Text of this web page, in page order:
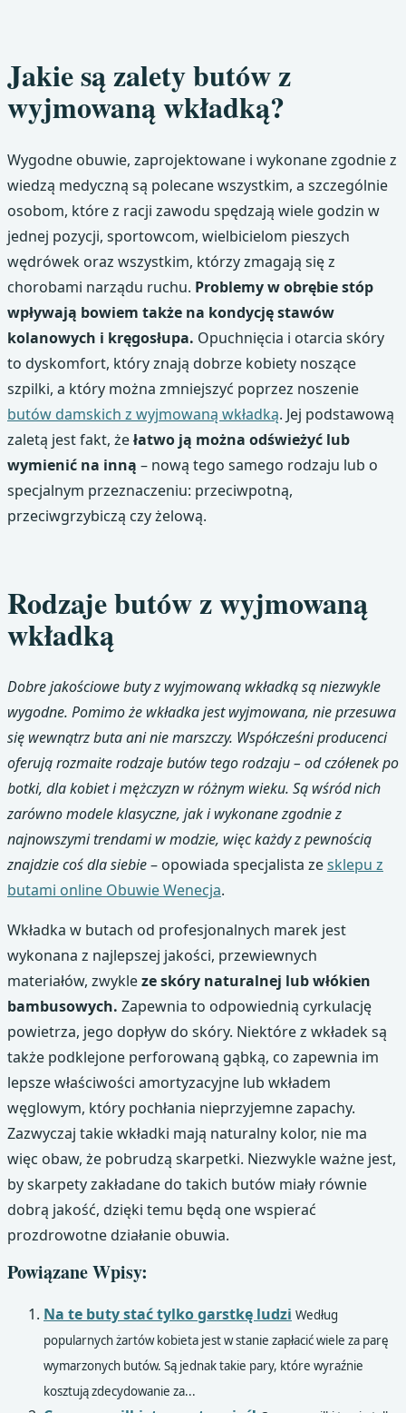
Jakie są zalety butów z
wyjmowaną wkładką?
Wygodne obuwie, zaprojektowane i wykonane zgodnie z
wiedzą medyczną są polecane wszystkim, a szczególnie
osobom, które z racji zawodu spędzają wiele godzin w
jednej pozycji, sportowcom, wielbicielom pieszych
wędrówek oraz wszystkim, którzy zmagają się z
chorobami narządu ruchu. Problemy w obrębie stóp
wpływają bowiem także na kondycję stawów
kolanowych i kręgosłupa. Opuchnięcia i otarcia skóry
to dyskomfort, który znają dobrze kobiety noszące
szpilki, a który można zmniejszyć poprzez noszenie
butów damskich z wyjmowaną wkładką. Jej podstawową
zaletą jest fakt, żełatwo ją można odświeżyć lub
wymienić na inną – nową tego samego rodzaju lub o
specjalnym przeznaczeniu: przeciwpotną,
przeciwgrzybiczą czy żelową.
Rodzaje butów z wyjmowaną
wkładką
Dobre jakościowe buty z wyjmowaną wkładką są niezwykle
wygodne. Pomimo że wkładka jest wyjmowana, nie przesuwa
się wewnątrz buta ani nie marszczy. Współcześni producenci
oferują rozmaite rodzaje butów tego rodzaju – od czółenek po
botki, dla kobiet i mężczyzn w różnym wieku. Są wśród nich
zarówno modele klasyczne, jak i wykonane zgodnie z
najnowszymi trendami w modzie, więc każdy z pewnością
znajdzie coś dla siebie– opowiada specjalista zesklepu z
butami online Obuwie Wenecja.
Wkładka w butach od profesjonalnych marek jest
wykonana z najlepszej jakości, przewiewnych
materiałów, zwykleze skóry naturalnej lub włókien
bambusowych. Zapewnia to odpowiednią cyrkulację
powietrza, jego dopływ do skóry. Niektóre z wkładek są
także podklejone perforowaną gąbką, co zapewnia im
lepsze właściwości amortyzacyjne lub wkładem
węglowym, który pochłania nieprzyjemne zapachy.
Zazwyczaj takie wkładki mają naturalny kolor, nie ma
więc obaw, że pobrudzą skarpetki. Niezwykle ważne jest,
by skarpety zakładane do takich butów miały równie
dobrą jakość, dzięki temu będą one wspierać
prozdrowotne działanie obuwia.
Powiązane Wpisy:
Na te buty stać tylko garstkę ludzi Według
popularnych żartów kobieta jest w stanie zapłacić wiele za parę
wymarzonych butów. Są jednak takie pary, które wyraźnie
kosztują zdecydowanie za...